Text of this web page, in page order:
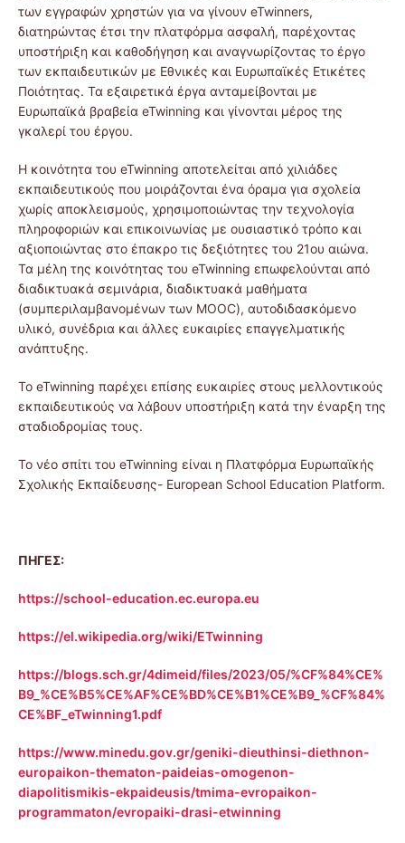
των εγγραφών χρηστών για να γίνουν eTwinners,
διατηρώντας έτσι την πλατφόρμα ασφαλή, παρέχοντας
υποστήριξη και καθοδήγηση και αναγνωρίζοντας το έργο
των εκπαιδευτικών με Εθνικές και Ευρωπαϊκές Ετικέτες
Ποιότητας. Τα εξαιρετικά έργα ανταμείβονται με
Ευρωπαϊκά βραβεία eTwinning και γίνονται μέρος της
γκαλερί του έργου.
Η κοινότητα του eTwinning αποτελείται από χιλιάδες
εκπαιδευτικούς που μοιράζονται ένα όραμα για σχολεία
χωρίς αποκλεισμούς, χρησιμοποιώντας την τεχνολογία
πληροφοριών και επικοινωνίας με ουσιαστικό τρόπο και
αξιοποιώντας στο έπακρο τις δεξιότητες του 21ου αιώνα.
Τα μέλη της κοινότητας του eTwinning επωφελούνται από
διαδικτυακά σεμινάρια, διαδικτυακά μαθήματα
(συμπεριλαμβανομένων των MOOC), αυτοδιδασκόμενο
υλικό, συνέδρια και άλλες ευκαιρίες επαγγελματικής
ανάπτυξης.
Το eTwinning παρέχει επίσης ευκαιρίες στους μελλοντικούς
εκπαιδευτικούς να λάβουν υποστήριξη κατά την έναρξη της
σταδιοδρομίας τους.
To νέο σπίτι του eTwinning είναι η Πλατφόρμα Ευρωπαϊκής
Σχολικής Εκπαίδευσης- European School Education Platform.
ΠΗΓΕΣ:
https://school-education.ec.europa.eu
https://el.wikipedia.org/wiki/ETwinning
https://blogs.sch.gr/4dimeid/files/2023/05/%CF%84%CE%
B9_%CE%B5%CE%AF%CE%BD%CE%B1%CE%B9_%CF%84%
CE%BF_eTwinning1.pdf
https://www.minedu.gov.gr/geniki-dieuthinsi-diethnon-
europaikon-thematon-paideias-omogenon-
diapolitismikis-ekpaideusis/tmima-evropaikon-
programmaton/evropaiki-drasi-etwinning